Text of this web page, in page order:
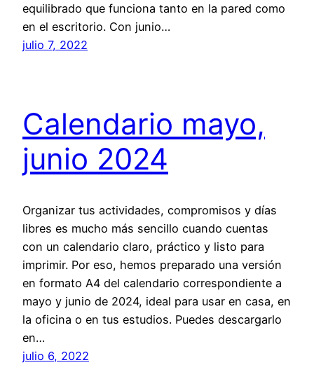
equilibrado que funciona tanto en la pared como
en el escritorio. Con junio…
julio 7, 2022
Calendario mayo,
junio 2024
Organizar tus actividades, compromisos y días
libres es mucho más sencillo cuando cuentas
con un calendario claro, práctico y listo para
imprimir. Por eso, hemos preparado una versión
en formato A4 del calendario correspondiente a
mayo y junio de 2024, ideal para usar en casa, en
la oficina o en tus estudios. Puedes descargarlo
en…
julio 6, 2022